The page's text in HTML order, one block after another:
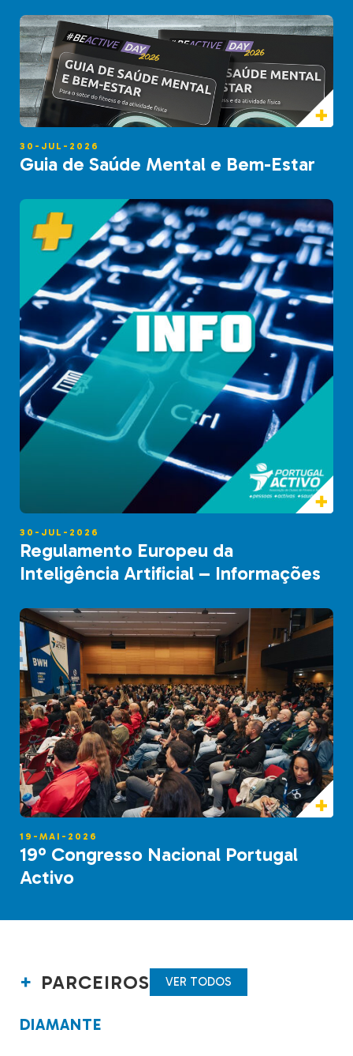
30-JUL-2026
Guia de Saúde Mental e Bem-Estar
30-JUL-2026
Regulamento Europeu da
Inteligência Artificial – Informações
19-MAI-2026
19º Congresso Nacional Portugal
Activo
PARCEIROS VER TODOS
DIAMANTE